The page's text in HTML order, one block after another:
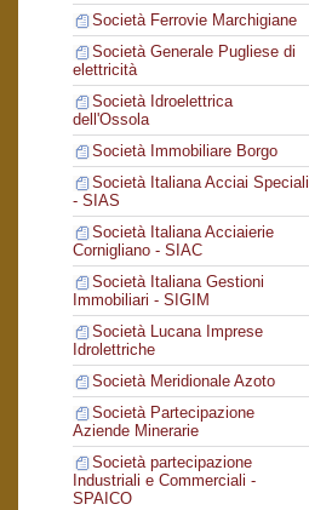
Società Ferrovie Marchigiane
Società Generale Pugliese di
elettricità
Società Idroelettrica
dell'Ossola
Società Immobiliare Borgo
Società Italiana Acciai Speciali
- SIAS
Società Italiana Acciaierie
Cornigliano - SIAC
Società Italiana Gestioni
Immobiliari - SIGIM
Società Lucana Imprese
Idrolettriche
Società Meridionale Azoto
Società Partecipazione
Aziende Minerarie
Società partecipazione
Industriali e Commerciali -
SPAICO